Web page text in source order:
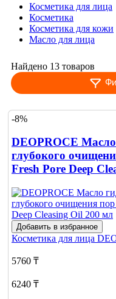
Косметика для лица
Косметика
Косметика для кожи
Масло для лица
Найдено 13 товаров
-8%
DEOPROCE
глубокого
Fresh Pore Deep
Добавить в избранное
Косметика для лица
5760 ₸
6240 ₸